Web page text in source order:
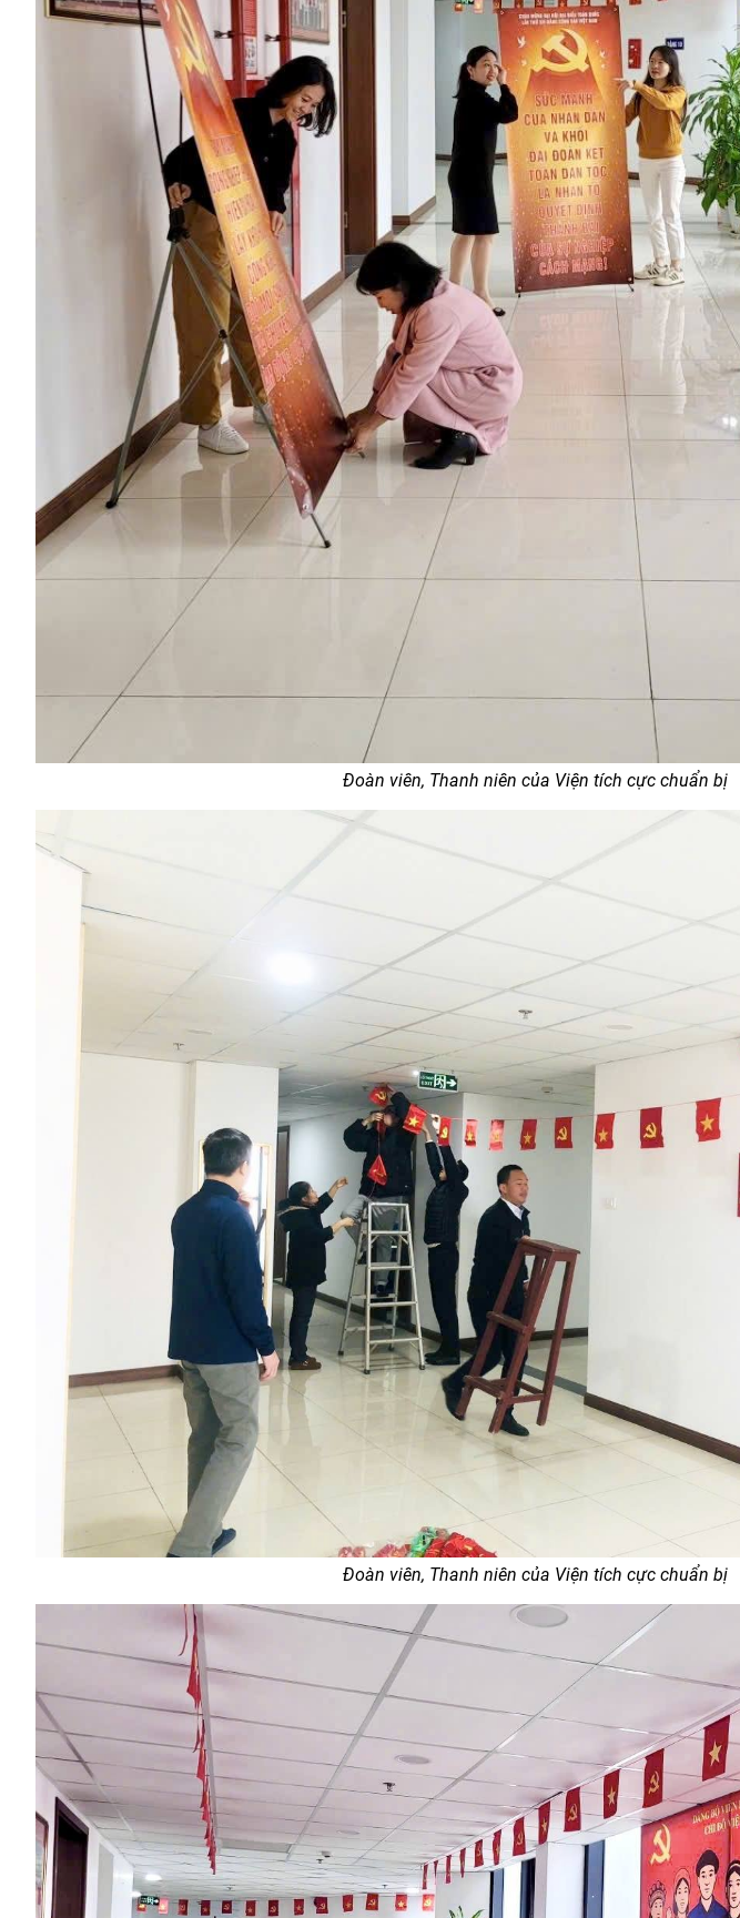
Đoàn viên, Thanh niên của Viện tích cực chuẩn bị
Đoàn viên, Thanh niên của Viện tích cực chuẩn bị